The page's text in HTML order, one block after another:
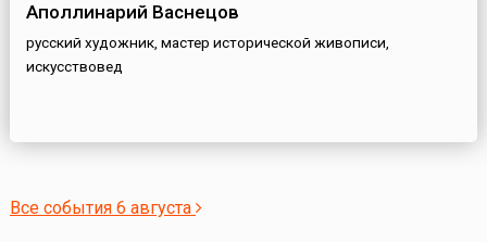
Аполлинарий Васнецов
русский художник, мастер исторической живописи,
искусствовед
Все события 6 августа